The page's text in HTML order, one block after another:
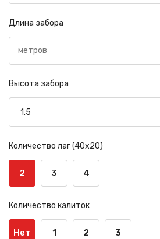
Длина забора
Высота забора
Количество лаг (40х20)
2 3 4
Количество калиток
Нет 1 2 3